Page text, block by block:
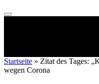
Startseite » Zitat des Tages:
wegen Corona